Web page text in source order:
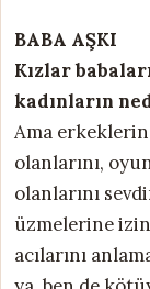
BABA AŞKI
Kızlar
kadınların
Ama erkeklerin
olanlarını,
olanlarını
üzmelerine
acılarını